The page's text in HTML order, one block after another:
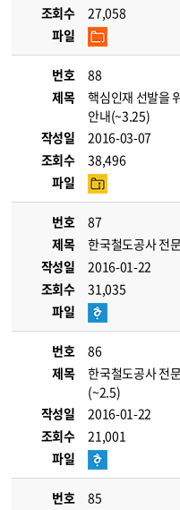
조회수
27,058
파일
번호
88
제목
핵심인재 선발을
안내(~3.25)
작성일
2016-03-07
조회수
38,496
파일
번호
87
제목
한국철도공사 전
작성일
2016-01-22
조회수
31,035
파일
번호
86
제목
한국철도공사 전
(~2.5)
작성일
2016-01-22
조회수
21,001
파일
번호
85